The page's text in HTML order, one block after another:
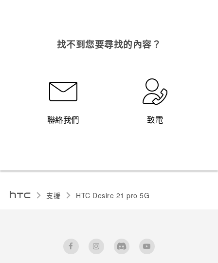
找不到您要尋找的內容？
聯絡我們 致電
支援 HTC Desire 21 pro 5G‎